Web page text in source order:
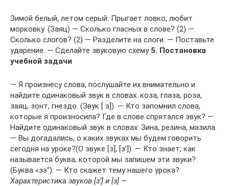
Зимой белый, летом серый. Прыгает ловко, любит
морковку. (Заяц) — Сколько гласных в слове? (2) —
Сколько слогов? (2) — Разделите на слоги. — Поставьте
ударение. — Сделайте звуковую схему 5. Постановка
учебной задачи
— Я произнесу слова, послушайте их внимательно и
найдите одинаковый звук в словах: коза, глаза, роза,
заяц, зонт, гнездо. (Звук [ з]). — Кто запомнил слова,
которые я произносила? Где в слове спрятался звук? —
Найдите одинаковый звук в словах: Зина, резина, мазила.
— Вы догадались, о каких звуках мы будем говорить
сегодня на уроке?(О звуке [з], [з’]). — Кто знает, как
называется буква, которой мы запишем эти звуки?
(Буква «зэ”). — Кто скажет тему нашего урока?
Характеристика звуков [з’] и [з] —